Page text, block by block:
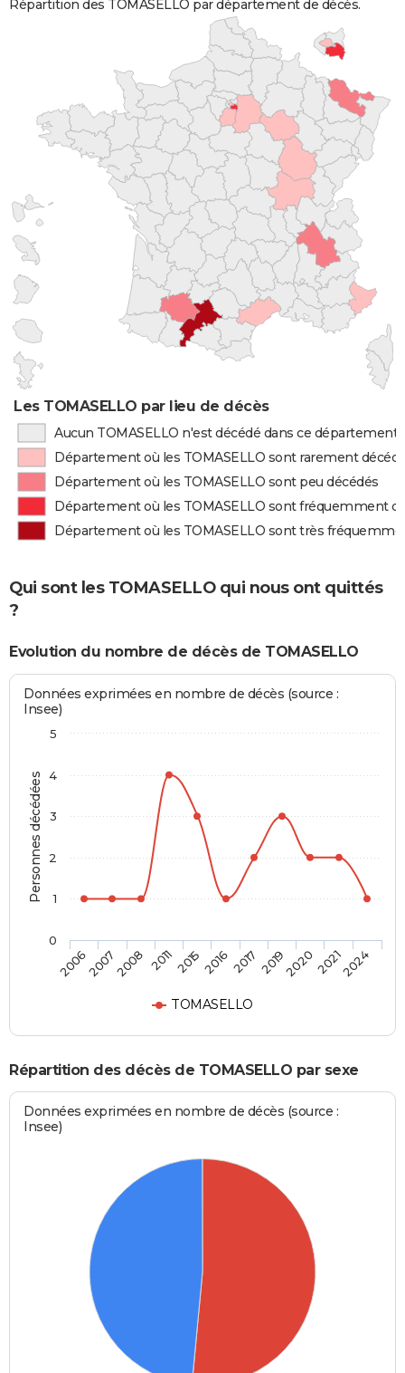
Répartition des TOMASELLO par département de décès.
Les TOMASELLO par lieu de décès
Aucun TOMASELLO n'est décédé dans ce département
Département où les TOMASELLO sont rarement
Département où les TOMASELLO sont peu décédés
Département où les TOMASELLO sont fréquemment
Département où les TOMASELLO sont très
Qui sont les TOMASELLO qui nous ont quittés
?
Evolution du nombre de décès de TOMASELLO
Personnes décédées
Données exprimées en nombre de décès (source :
Insee)
TOMASELLO
200620072008 2011201520162017 2019202020212024
0
1
2
3
4
5
Répartition des décès de TOMASELLO par sexe
Données exprimées en nombre de décès (source :
Insee)